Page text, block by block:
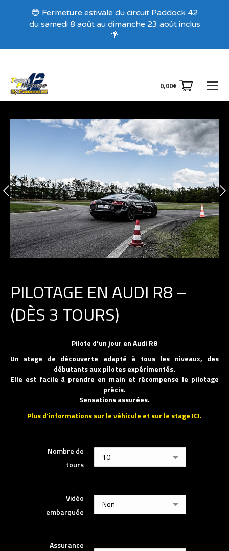
0,00€
PILOTAGE EN AUDI R8 –
(DÈS 3 TOURS)
Pilote d’un jour en Audi R8
Un stage de découverte adapté à tous les niveaux, des
débutants aux pilotes expérimentés.
Elle est facile à prendre en main et récompense le pilotage
précis.
Sensations assurées.
Plus d’informations sur le véhicule et sur le stage ICI.
Nombre de
tours
Vidéo
embarquée
Assurance
Recevez nos offres exclusives !
😎 Fermeture estivale du circuit Paddock 42
du samedi 8 août au dimanche 23 août inclus
🌴